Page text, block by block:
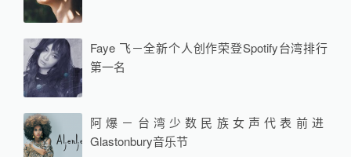
Faye 飞－全新个人创作荣登Spotify台湾排行
第一名
阿爆－台湾少数民族女声代表前进
Glastonbury音乐节